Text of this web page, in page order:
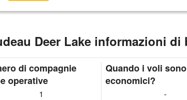
Deer Lake informazioni di
di compagnie
operative
1
Quando i voli sono
economici?
-